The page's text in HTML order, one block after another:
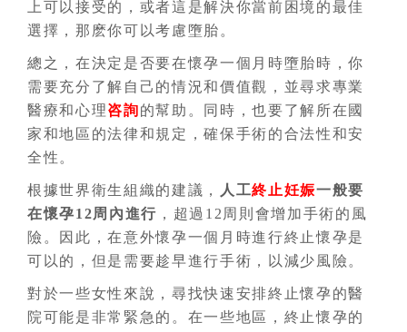
上可以接受的，或者這是解決你當前困境的最佳
選擇，那麽你可以考慮墮胎。
總之，在決定是否要在懷孕一個月時墮胎時，你
需要充分了解自己的情況和價值觀，並尋求專業
醫療和心理咨詢的幫助。同時，也要了解所在國
家和地區的法律和規定，確保手術的合法性和安
全性。
根據世界衛生組織的建議， 人工終止妊娠一般要
在懷孕12周內進行 ，超過12周則會增加手術的風
險。因此，在意外懷孕一個月時進行終止懷孕是
可以的，但是需要趁早進行手術，以減少風險。
對於一些女性來說，尋找快速安排終止懷孕的醫
院可能是非常緊急的。在一些地區，終止懷孕的